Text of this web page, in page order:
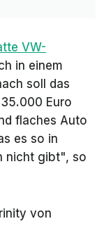
VW-
in einem
soll das
Euro
flaches Auto
es so in
nicht gibt", so
von